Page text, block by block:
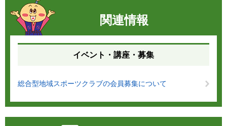
関連情報
イベント・講座・募集
総合型地域スポーツクラブの会員募集について